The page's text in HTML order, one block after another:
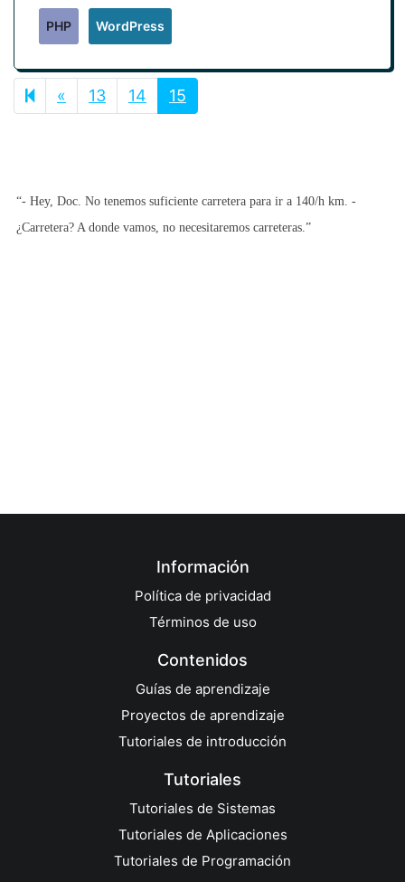
PHP WordPress
« Previous page
13 14 15
“- Hey, Doc. No tenemos suficiente carretera para ir a 140/h km. -
¿Carretera? A donde vamos, no necesitaremos carreteras.”
Información
Política de privacidad
Términos de uso
Contenidos
Guías de aprendizaje
Proyectos de aprendizaje
Tutoriales de introducción
Tutoriales
Tutoriales de Sistemas
Tutoriales de Aplicaciones
Tutoriales de Programación